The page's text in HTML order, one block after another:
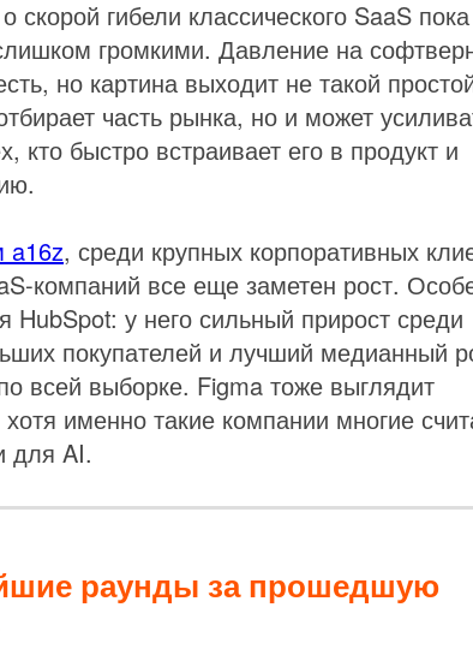
скорой гибели классического SaaS пока
громкими. Давление на
но картина выходит не такой
часть рынка, но и может
кто быстро встраивает его в продукт и
a16z, среди крупных корпоративных
компаний все еще заметен рост.
HubSpot: у него сильный прирост среди
покупателей и лучший медианный
всей выборке. Figma тоже выглядит
хотя именно такие компании многие
для AI.
раунды за прошедшую